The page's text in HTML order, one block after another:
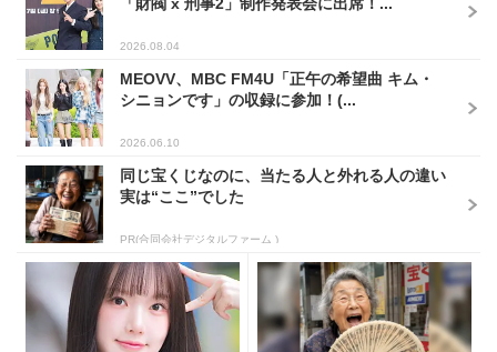
「財閥 x 刑事2」制作発表会に出席！...
2026.08.04
MEOVV、MBC FM4U「正午の希望曲 キム・
シニョンです」の収録に参加！(...
2026.06.10
同じ宝くじなのに、当たる人と外れる人の違い
実は“ここ”でした
PR(合同会社デジタルファーム )